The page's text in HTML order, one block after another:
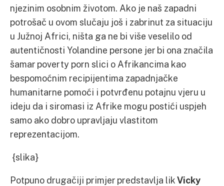
njezinim osobnim životom. Ako je naš zapadni
potrošač u ovom slučaju još i zabrinut za situaciju
u Južnoj Africi, ništa ga ne bi više veselilo od
autentičnosti Yolandine persone jer bi ona značila
šamar poverty porn slici o Afrikancima kao
bespomoćnim recipijentima zapadnjačke
humanitarne pomoći i potvrđenu potajnu vjeru u
ideju da i siromasi iz Afrike mogu postići uspjeh
samo ako dobro upravljaju vlastitom
reprezentacijom.
{slika}
Potpuno drugačiji primjer predstavlja likVicky